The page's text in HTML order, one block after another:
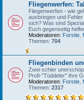
Fliegenwerfen:
Fliegenwerfen - wie
ausbringen und
sich? Was sind
Euch gegenseitig
Moderatoren: Forstie
Themen: 704
Fliegenbinden
Zwei schier
Profi-"Tüddeler" ihre
Moderatoren: Forstie
Themen: 2317